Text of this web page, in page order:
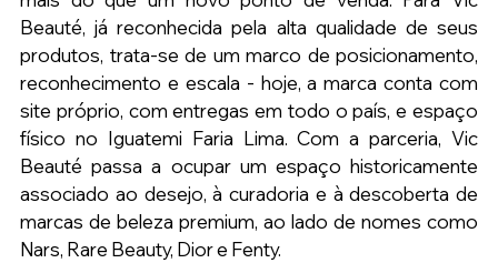
Beauté, já reconhecida pela alta qualidade de seus
produtos, trata-se de um marco de posicionamento,
reconhecimento e escala - hoje, a marca conta com
site próprio, com entregas em todo o país, e espaço
físico no Iguatemi Faria Lima. Com a parceria, Vic
Beauté passa a ocupar um espaço historicamente
associado ao desejo, à curadoria e à descoberta de
marcas de beleza premium, ao lado de nomes como
Nars, Rare Beauty, Dior e Fenty.